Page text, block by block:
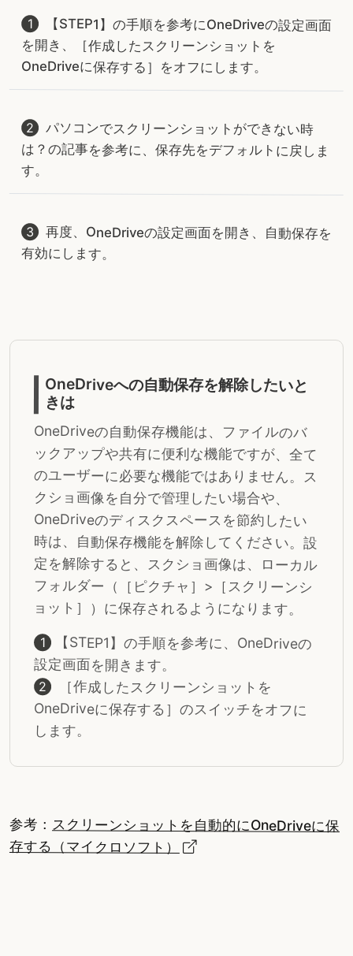
【STEP1】の手順を参考にOneDriveの設定画面
を開き、［作成したスクリーンショットを
OneDriveに保存する］をオフにします。
パソコンでスクリーンショットができない時
は？の記事を参考に、保存先をデフォルトに戻しま
す。
再度、OneDriveの設定画面を開き、自動保存を
有効にします。
OneDriveへの自動保存を解除したいと
きは
OneDriveの自動保存機能は、ファイルのバ
ックアップや共有に便利な機能ですが、全て
のユーザーに必要な機能ではありません。ス
クショ画像を自分で管理したい場合や、
OneDriveのディスクスペースを節約したい
時は、自動保存機能を解除してください。設
定を解除すると、スクショ画像は、ローカル
フォルダー（［ピクチャ］>［スクリーンシ
ョット］）に保存されるようになります。
【STEP1】の手順を参考に、OneDriveの
設定画面を開きます。
［作成したスクリーンショットを
OneDriveに保存する］のスイッチをオフに
します。
参考： スクリーンショットを自動的にOneDriveに保
存する（マイクロソフト）